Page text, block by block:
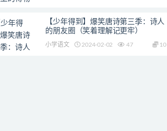
【少年得到】爆笑唐诗第三季：诗人
的朋友圈（笑着理解记更牢）
小学语文 2024-02-02 47 10